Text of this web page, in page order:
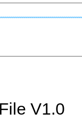
V1.0